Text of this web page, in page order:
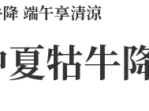
端午享清涼
牯牛